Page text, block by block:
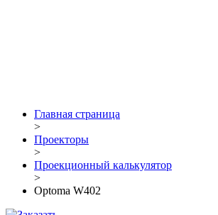
Главная страница
>
Проекторы
>
Проекционный калькулятор
>
Optoma W402